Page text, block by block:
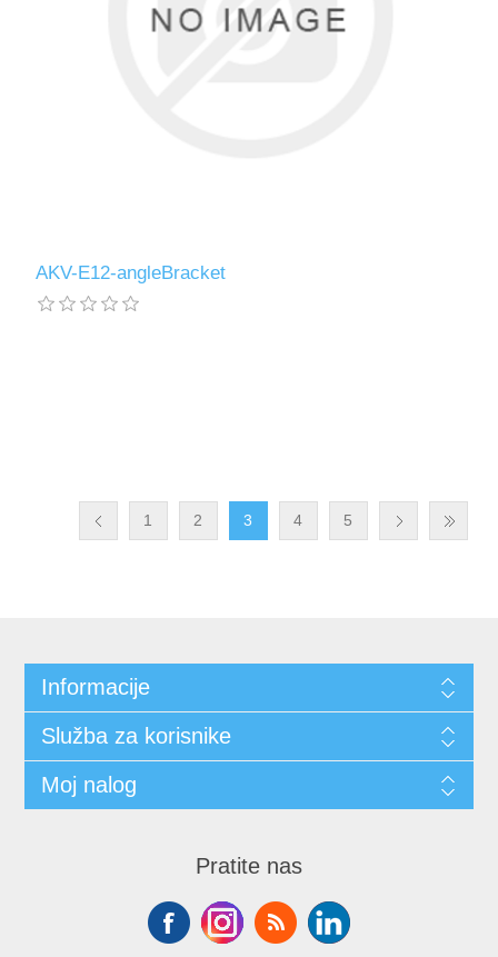
AKV-E12-angleBracket
1 2 3 4 5
Informacije
Služba za korisnike
Moj nalog
Pratite nas